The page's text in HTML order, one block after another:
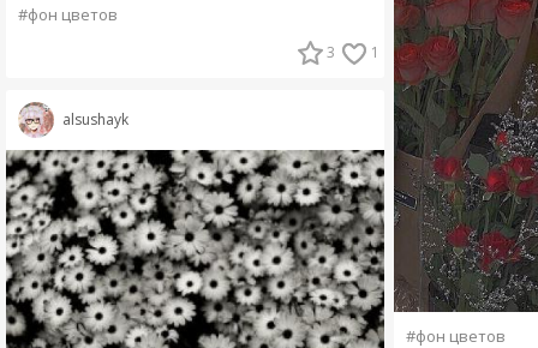
#фон цветов
3 1
alsushayk
#фон цветов